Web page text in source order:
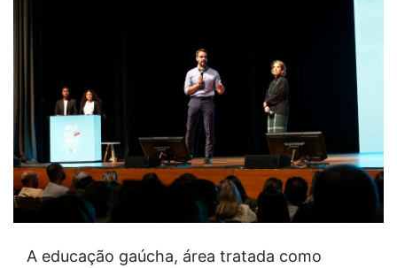
A educação gaúcha, área tratada como